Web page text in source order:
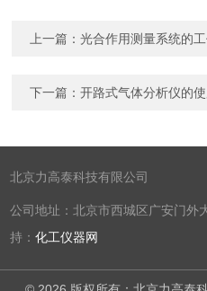
上一篇：光合作用测量系统的
下一篇：开路式气体分析仪的
北京力高泰科技有限公司
公司地址：北京市西城区广安门外
持：化工仪器网